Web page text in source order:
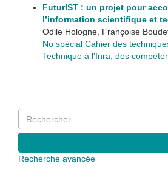
FuturIST : un projet pour
l’information scientifique et
Odile Hologne, Françoise
No spécial Cahier des
Technique à l'Inra, des
Recherche avancée